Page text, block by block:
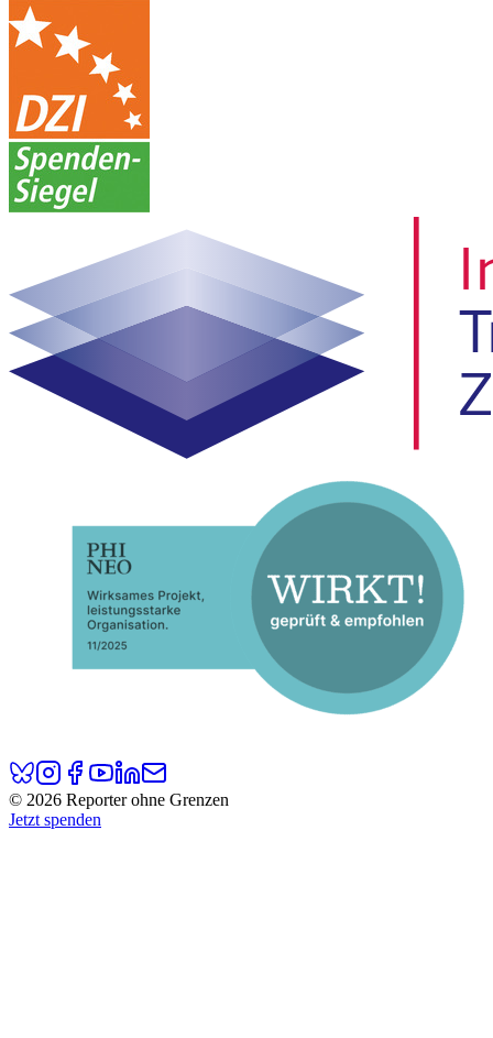
© 2026 Reporter ohne Grenzen
Jetzt spenden